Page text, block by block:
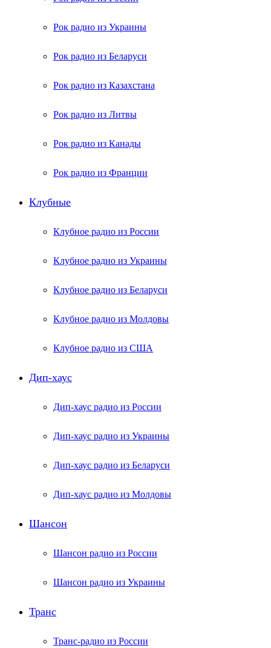
Рок радио из Украины
Рок радио из Беларуси
Рок радио из Казахстана
Рок радио из Литвы
Рок радио из Канады
Рок радио из Франции
Клубные
Клубное радио из России
Клубное радио из Украины
Клубное радио из Беларуси
Клубное радио из Молдовы
Клубное радио из США
Дип-хаус
Дип-хаус радио из России
Дип-хаус радио из Украины
Дип-хаус радио из Беларуси
Дип-хаус радио из Молдовы
Шансон
Шансон радио из России
Шансон радио из Украины
Транс
Транс-радио из России